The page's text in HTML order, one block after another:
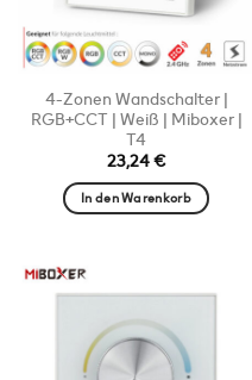
4-Zonen Wandschalter |
RGB+CCT | Weiß | Miboxer |
T4
23,24€
In den Warenkorb